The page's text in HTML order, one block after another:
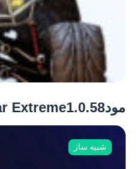
مودRACE: Rocket Arena Car Extreme1.0.58
شبیه ساز